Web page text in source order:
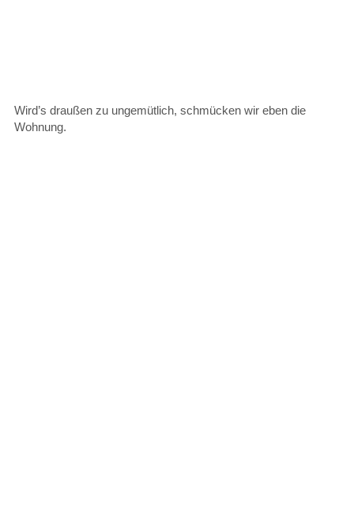
Wird’s draußen zu ungemütlich, schmücken wir eben die
Wohnung.